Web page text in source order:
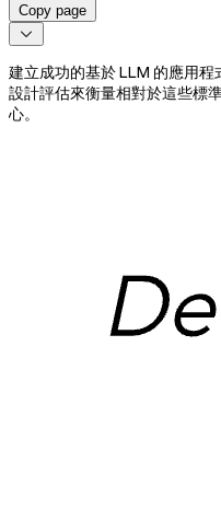
Copy page

建立成功的基於 LLM 的應用
設計評估來衡量相對於這些標
心。